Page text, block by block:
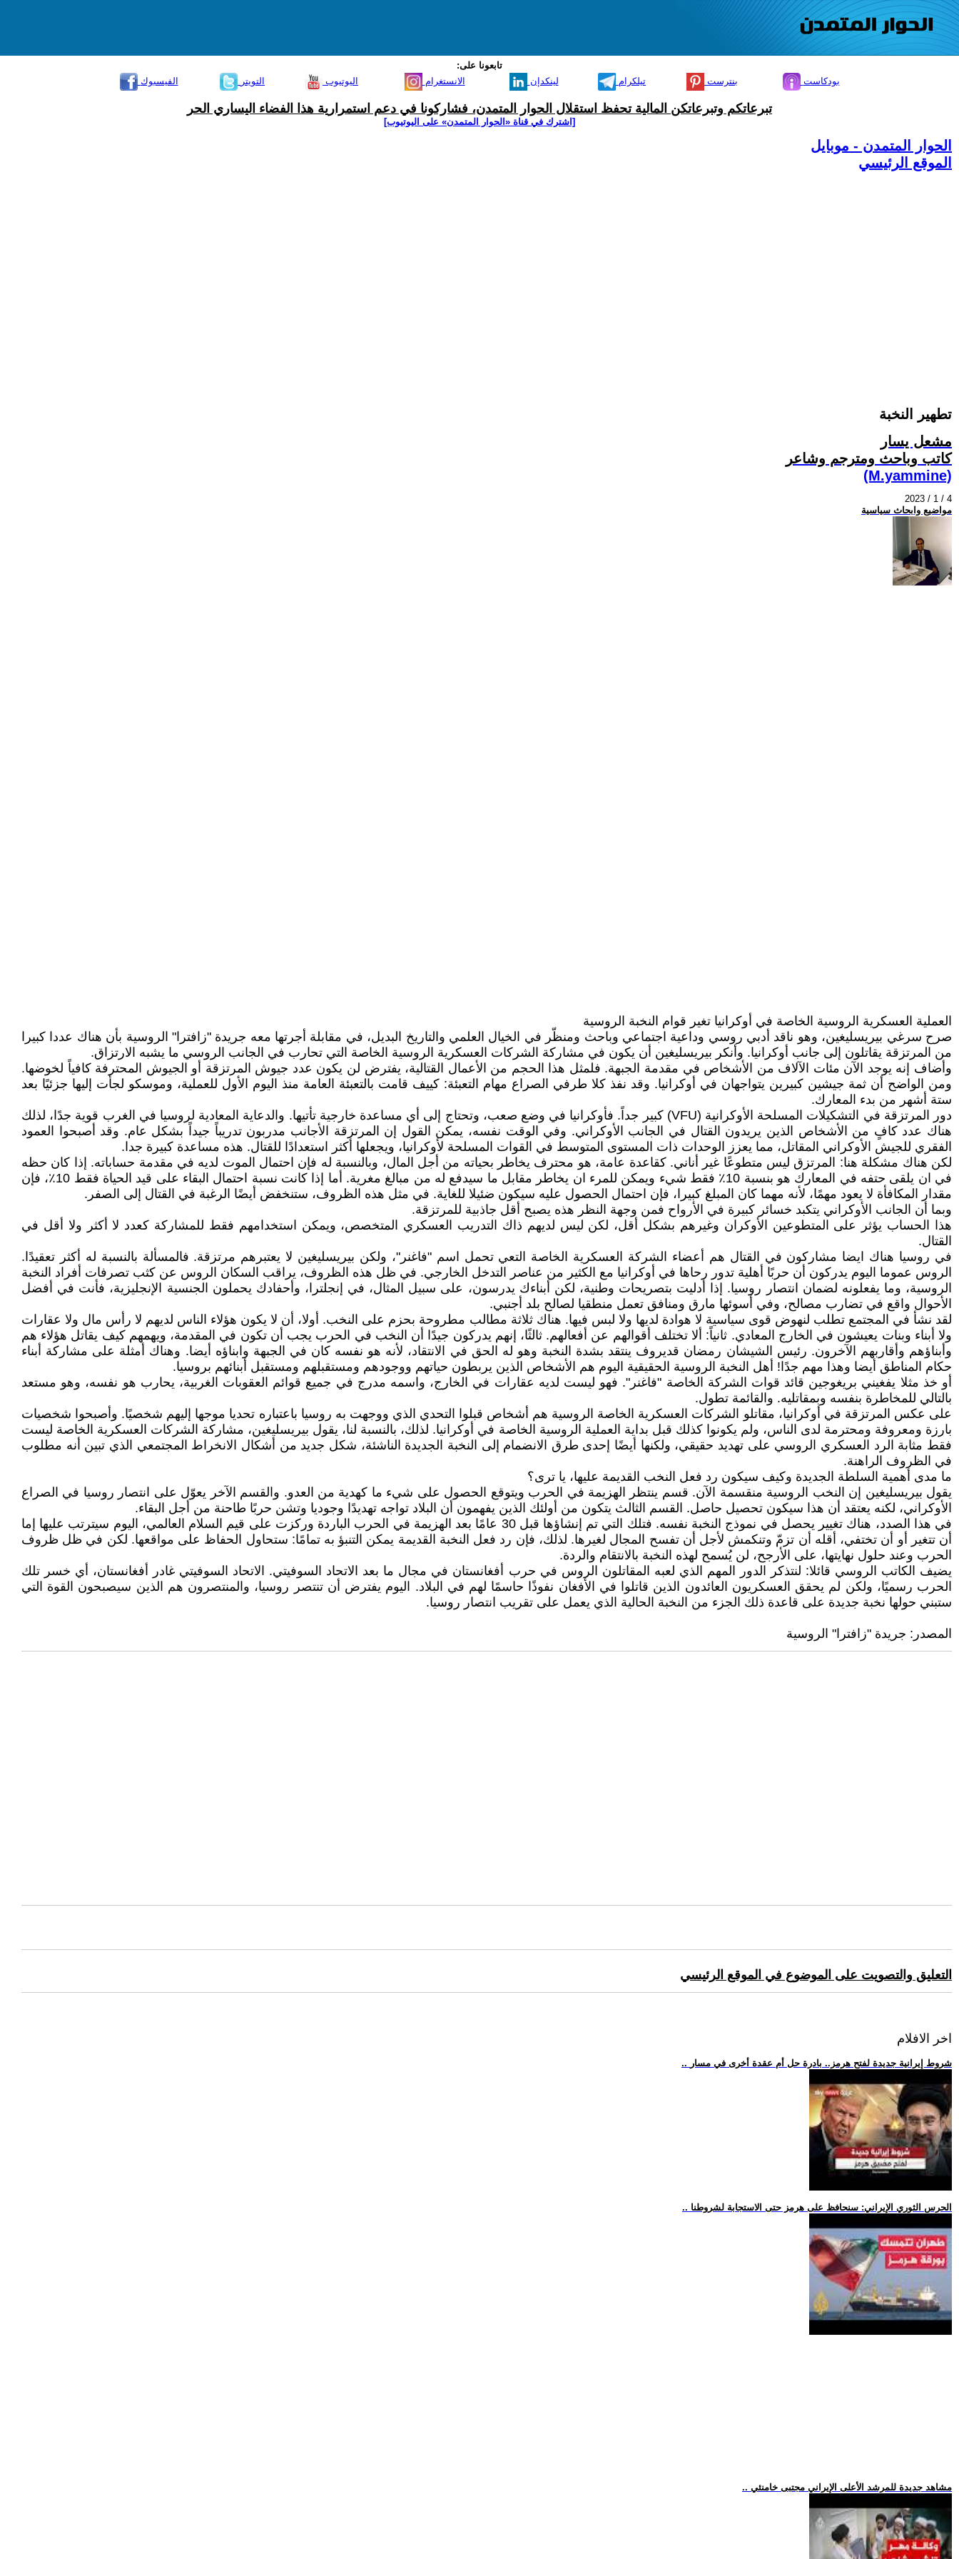
تابعونا على:
الفيسبوك
التويتر اليوتيوب الانستغرام لينكدإن تيلكرام بنترست بودكاست
تبرعاتكم وتبرعاتكن المالية تحفظ استقلال الحوار المتمدن، فشاركونا في دعم استمرارية هذا الفضاء اليساري الحر
[اشترك في قناة ‫«الحوار المتمدن» على اليوتيوب]
الحوار المتمدن - موبايل
الموقع الرئيسي
تطهير النخبة
مشعل يسار
كاتب وباحث ومترجم وشاعر
(M.yammine)
2023 / 1 / 4
مواضيع وابحاث سياسية
العملية العسكرية الروسية الخاصة في أوكرانيا تغير قوام النخبة الروسية
صرح سرغي بيريسليغين، وهو ناقد أدبي روسي وداعية اجتماعي وباحث ومنظّر في الخيال العلمي والتاريخ البديل، في مقابلة أجرتها معه جريدة "زافترا" الروسية بأن هناك عددا كبيرا
من المرتزقة يقاتلون إلى جانب أوكرانيا. وأنكر بيريسليغين أن يكون في مشاركة الشركات العسكرية الروسية الخاصة التي تحارب في الجانب الروسي ما يشبه الارتزاق.
وأضاف إنه يوجد الآن مئات الآلاف من الأشخاص في مقدمة الجبهة. فلمثل هذا الحجم من الأعمال القتالية، يفترض لن يكون عدد جيوش المرتزقة أو الجيوش المحترفة كافياً لخوضها.
ومن الواضح أن ثمة جيشين كبيرين يتواجهان في أوكرانيا. وقد نفذ كلا طرفي الصراع مهام التعبئة: كييف قامت بالتعبئة العامة منذ اليوم الأول للعملية، وموسكو لجأت إليها جزئيًا بعد
ستة أشهر من بدء المعارك.
دور المرتزقة في التشكيلات المسلحة الأوكرانية (VFU) كبير جداً. فأوكرانيا في وضع صعب، وتحتاج إلى أي مساعدة خارجية تأتيها. والدعاية المعادية لروسيا في الغرب قوية جدًا، لذلك
هناك عدد كافٍ من الأشخاص الذين يريدون القتال في الجانب الأوكراني. وفي الوقت نفسه، يمكن القول إن المرتزقة الأجانب مدربون تدريباً جيداً بشكل عام. وقد أصبحوا العمود
الفقري للجيش الأوكراني المقاتل، مما يعزز الوحدات ذات المستوى المتوسط في القوات المسلحة لأوكرانيا، ويجعلها أكثر استعدادًا للقتال. هذه مساعدة كبيرة جدا.
لكن هناك مشكلة هنا: المرتزق ليس متطوعًا غير أناني. كقاعدة عامة، هو محترف يخاطر بحياته من أجل المال، وبالنسبة له فإن احتمال الموت لديه في مقدمة حساباته. إذا كان حظه
في ان يلقى حتفه في المعارك هو بنسبة 10٪ فقط شيء ويمكن للمرء ان يخاطر مقابل ما سيدفع له من مبالغ مغرية. أما إذا كانت نسبة احتمال البقاء على قيد الحياة فقط 10٪، فإن
مقدار المكافأة لا يعود مهمًا، لأنه مهما كان المبلغ كبيرا، فإن احتمال الحصول عليه سيكون ضئيلا للغاية. في مثل هذه الظروف، ستنخفض أيضًا الرغبة في القتال إلى الصفر.
وبما أن الجانب الأوكراني يتكبد خسائر كبيرة في الأرواح فمن وجهة النظر هذه يصبح أقل جاذبية للمرتزقة.
هذا الحساب يؤثر على المتطوعين الأوكران وغيرهم بشكل أقل، لكن ليس لديهم ذاك التدريب العسكري المتخصص، ويمكن استخدامهم فقط للمشاركة كعدد لا أكثر ولا أقل في
القتال.
في روسيا هناك ايضا مشاركون في القتال هم أعضاء الشركة العسكرية الخاصة التعي تحمل اسم "فاغنر"، ولكن بيريسليغين لا يعتبرهم مرتزقة. فالمسألة بالنسبة له أكثر تعقيدًا.
الروس عموما اليوم يدركون أن حربًا أهلية تدور رحاها في أوكرانيا مع الكثير من عناصر التدخل الخارجي. في ظل هذه الظروف، يراقب السكان الروس عن كثب تصرفات أفراد النخبة
الروسية، وما يفعلونه لضمان انتصار روسيا. إذا أدليت بتصريحات وطنية، لكن أبناءك يدرسون، على سبيل المثال، في إنجلترا، وأحفادك يحملون الجنسية الإنجليزية، فأنت في أفضل
الأحوال واقع في تضارب مصالح، وفي أسوئها مارق ومنافق تعمل منطقيا لصالح بلد أجنبي.
لقد نشأ في المجتمع تطلب لنهوض قوى سياسية لا هوادة لديها ولا لبس فيها. هناك ثلاثة مطالب مطروحة بحزم على النخب. أولا، أن لا يكون هؤلاء الناس لديهم لا رأس مال ولا عقارات
ولا أبناء وبنات يعيشون في الخارج المعادي. ثانياً: ألا تختلف أقوالهم عن أفعالهم. ثالثًا، إنهم يدركون جيدًا أن النخب في الحرب يجب أن تكون في المقدمة، ويهمهم كيف يقاتل هؤلاء هم
وأبناؤهم وأقاربهم الآخرون. رئيس الشيشان رمضان قديروف ينتقد بشدة النخبة وهو له الحق في الانتقاد، لأنه هو نفسه كان في الجبهة وابناؤه أيضا. وهناك أمثلة على مشاركة أبناء
حكام المناطق أيضا وهذا مهم جدًا! أهل النخبة الروسية الحقيقية اليوم هم الأشخاص الذين يربطون حياتهم ووجودهم ومستقبلهم ومستقبل أبنائهم بروسيا.
أو خذ مثلا يفغيني بريغوجين قائد قوات الشركة الخاصة "فاغنر". فهو ليست لديه عقارات في الخارج، واسمه مدرج في جميع قوائم العقوبات الغربية، يحارب هو نفسه، وهو مستعد
بالتالي للمخاطرة بنفسه وبمقاتليه. والقائمة تطول.
على عكس المرتزقة في أوكرانيا، مقاتلو الشركات العسكرية الخاصة الروسية هم أشخاص قبلوا التحدي الذي ووجهت به روسيا باعتباره تحديا موجها إليهم شخصيًا. وأصبحوا شخصيات
بارزة ومعروفة ومحترمة لدى الناس، ولم يكونوا كذلك قبل بداية العملية الروسية الخاصة في أوكرانيا. لذلك، بالنسبة لنا، يقول بيريسليغين، مشاركة الشركات العسكرية الخاصة ليست
فقط مثابة الرد العسكري الروسي على تهديد حقيقي، ولكنها أيضًا إحدى طرق الانضمام إلى النخبة الجديدة الناشئة، شكل جديد من أشكال الانخراط المجتمعي الذي تبين أنه مطلوب
في الظروف الراهنة.
ما مدى أهمية السلطة الجديدة وكيف سيكون رد فعل النخب القديمة عليها، يا ترى؟
يقول بيريسليغين إن النخب الروسية منقسمة الآن. قسم ينتظر الهزيمة في الحرب ويتوقع الحصول على شيء ما كهدية من العدو. والقسم الآخر يعوّل على انتصار روسيا في الصراع
الأوكراني، لكنه يعتقد أن هذا سيكون تحصيل حاصل. القسم الثالث يتكون من أولئك الذين يفهمون أن البلاد تواجه تهديدًا وجوديا وتشن حربًا طاحنة من أجل البقاء.
في هذا الصدد، هناك تغيير يحصل في نموذج النخبة نفسه. فتلك التي تم إنشاؤها قبل 30 عامًا بعد الهزيمة في الحرب الباردة وركزت على قيم السلام العالمي، اليوم سيترتب عليها إما
أن تتغير أو أن تختفي، أقله أن تزمّ وتنكمش لأجل أن تفسح المجال لغيرها. لذلك، فإن رد فعل النخبة القديمة يمكن التنبؤ به تمامًا: ستحاول الحفاظ على مواقعها. لكن في ظل ظروف
الحرب وعند حلول نهايتها، على الأرجح، لن يُسمح لهذه النخبة بالانتقام والردة.
يضيف الكاتب الروسي قائلا: لنتذكر الدور المهم الذي لعبه المقاتلون الروس في حرب أفغانستان في مجال ما بعد الاتحاد السوفيتي. الاتحاد السوفيتي غادر أفغانستان، أي خسر تلك
الحرب رسميًا، ولكن لم يحقق العسكريون العائدون الذين قاتلوا في الأفغان نفوذًا حاسمًا لهم في البلاد. اليوم يفترض أن تنتصر روسيا، والمنتصرون هم الذين سيصبحون القوة التي
ستبني حولها نخبة جديدة على قاعدة ذلك الجزء من النخبة الحالية الذي يعمل على تقريب انتصار روسيا.
المصدر: جريدة "زافترا" الروسية
التعليق والتصويت على الموضوع في الموقع الرئيسي
اخر الافلام
.. شروط إيرانية جديدة لفتح هرمز.. بادرة حل أم عقدة أخرى في مسار
.. الحرس الثوري الإيراني: سنحافظ على هرمز حتى الاستجابة لشروطنا
.. مشاهد جديدة للمرشد الأعلى الإيراني مجتبى خامنئي